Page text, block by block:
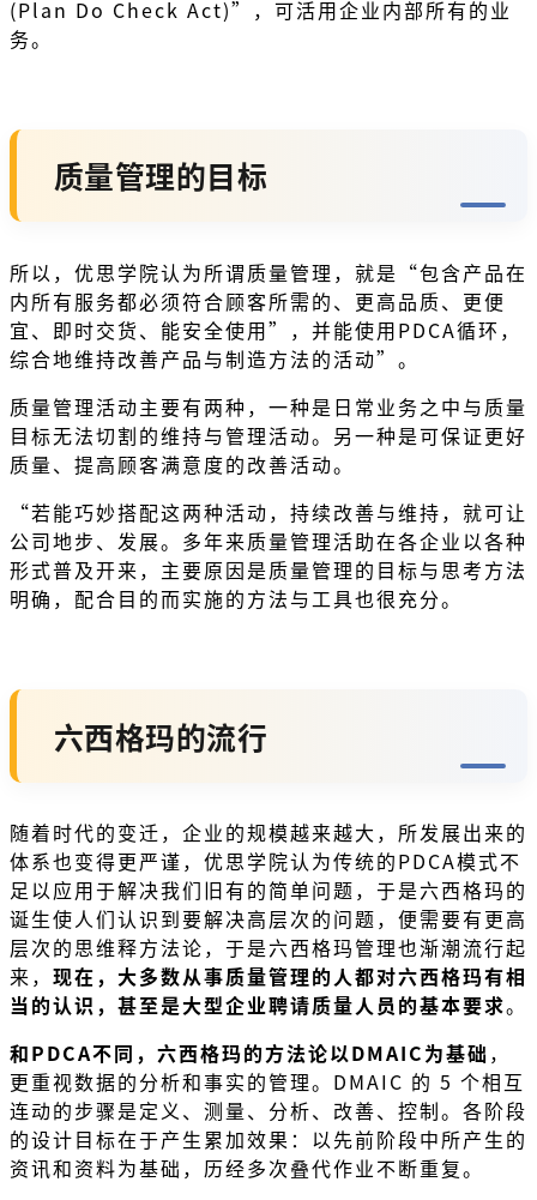
(Plan Do Check Act)”，可活用企业内部所有的业
务。
质量管理的目标
所以，优思学院认为所谓质量管理，就是“包含产品在
内所有服务都必须符合顾客所需的、更高品质、更便
宜、即时交货、能安全使用”，并能使用PDCA循环，
综合地维持改善产品与制造方法的活动”。
质量管理活动主要有两种，一种是日常业务之中与质量
目标无法切割的维持与管理活动。另一种是可保证更好
质量、提高顾客满意度的改善活动。
“若能巧妙搭配这两种活动，持续改善与维持，就可让
公司地步、发展。多年来质量管理活助在各企业以各种
形式普及开来，主要原因是质量管理的目标与思考方法
明确，配合目的而实施的方法与工具也很充分。
六西格玛的流行
随着时代的变迁，企业的规模越来越大，所发展出来的
体系也变得更严谨，优思学院认为传统的PDCA模式不
足以应用于解决我们旧有的简单问题，于是六西格玛的
诞生使人们认识到要解决高层次的问题，便需要有更高
层次的思维释方法论，于是六西格玛管理也渐潮流行起
来， 现在，大多数从事质量管理的人都对六西格玛有相
当的认识，甚至是大型企业聘请质量人员的基本要求。
和PDCA不同，六西格玛的方法论以DMAIC为基础 ，
更重视数据的分析和事实的管理。DMAIC 的 5 个相互
连动的步骤是定义、测量、分析、改善、控制。各阶段
的设计目标在于产生累加效果：以先前阶段中所产生的
资讯和资料为基础，历经多次叠代作业不断重复。